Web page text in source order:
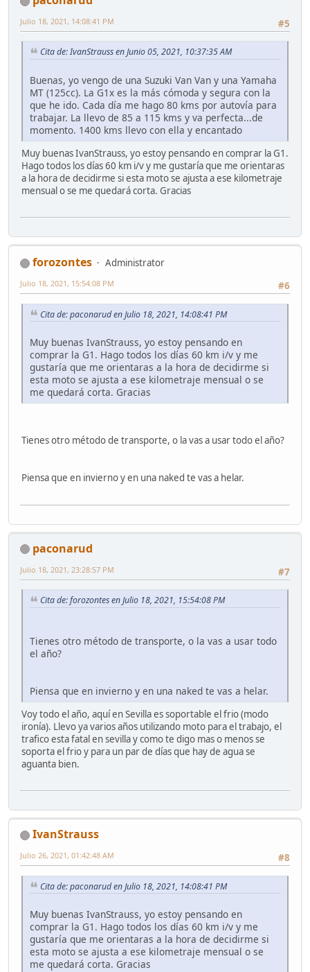
#5
Julio 18, 2021, 14:08:41 PM
Cita de: IvanStrauss en Junio 05, 2021, 10:37:35 AM
Buenas, yo vengo de una Suzuki Van Van y una Yamaha
MT (125cc). La G1x es la más cómoda y segura con la
que he ido. Cada día me hago 80 kms por autovía para
trabajar. La llevo de 85 a 115 kms y va perfecta...de
momento. 1400 kms llevo con ella y encantado
Muy buenas IvanStrauss, yo estoy pensando en comprar la G1.
Hago todos los días 60 km i/v y me gustaría que me orientaras
a la hora de decidirme si esta moto se ajusta a ese kilometraje
mensual o se me quedará corta. Gracias
forozontes
Administrator
#6
Julio 18, 2021, 15:54:08 PM
Cita de: paconarud en Julio 18, 2021, 14:08:41 PM
Muy buenas IvanStrauss, yo estoy pensando en
comprar la G1. Hago todos los días 60 km i/v y me
gustaría que me orientaras a la hora de decidirme si
esta moto se ajusta a ese kilometraje mensual o se
me quedará corta. Gracias
Tienes otro método de transporte, o la vas a usar todo el año?
Piensa que en invierno y en una naked te vas a helar.
paconarud
#7
Julio 18, 2021, 23:28:57 PM
Cita de: forozontes en Julio 18, 2021, 15:54:08 PM
Tienes otro método de transporte, o la vas a usar todo
el año?
Piensa que en invierno y en una naked te vas a helar.
Voy todo el año, aquí en Sevilla es soportable el frio (modo
ironía). Llevo ya varios años utilizando moto para el trabajo, el
trafico esta fatal en sevilla y como te digo mas o menos se
soporta el frio y para un par de días que hay de agua se
aguanta bien.
IvanStrauss
#8
Julio 26, 2021, 01:42:48 AM
Cita de: paconarud en Julio 18, 2021, 14:08:41 PM
Muy buenas IvanStrauss, yo estoy pensando en
comprar la G1. Hago todos los días 60 km i/v y me
gustaría que me orientaras a la hora de decidirme si
esta moto se ajusta a ese kilometraje mensual o se
me quedará corta. Gracias